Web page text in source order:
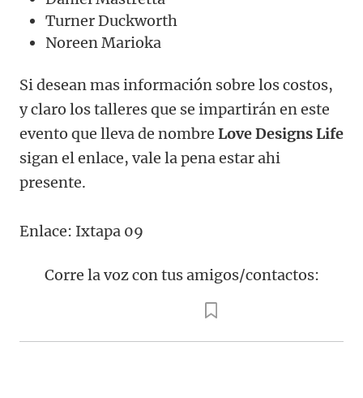
Turner Duckworth
Noreen Marioka
Si desean mas información sobre los costos,
y claro los talleres que se impartirán en este
evento que lleva de nombre Love Designs Life
sigan el enlace, vale la pena estar ahi
presente.
Enlace: Ixtapa 09
Corre la voz con tus amigos/contactos: